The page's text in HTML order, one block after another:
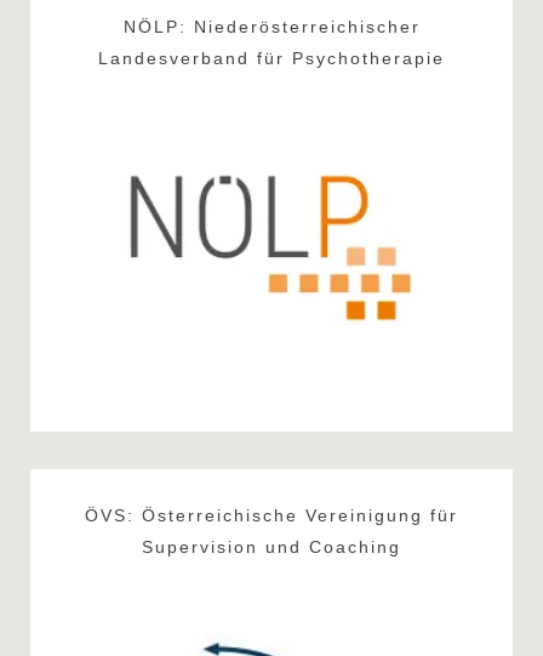
NÖLP: Niederösterreichischer
Landesverband für Psychotherapie
ÖVS: Österreichische Vereinigung für
Supervision und Coaching